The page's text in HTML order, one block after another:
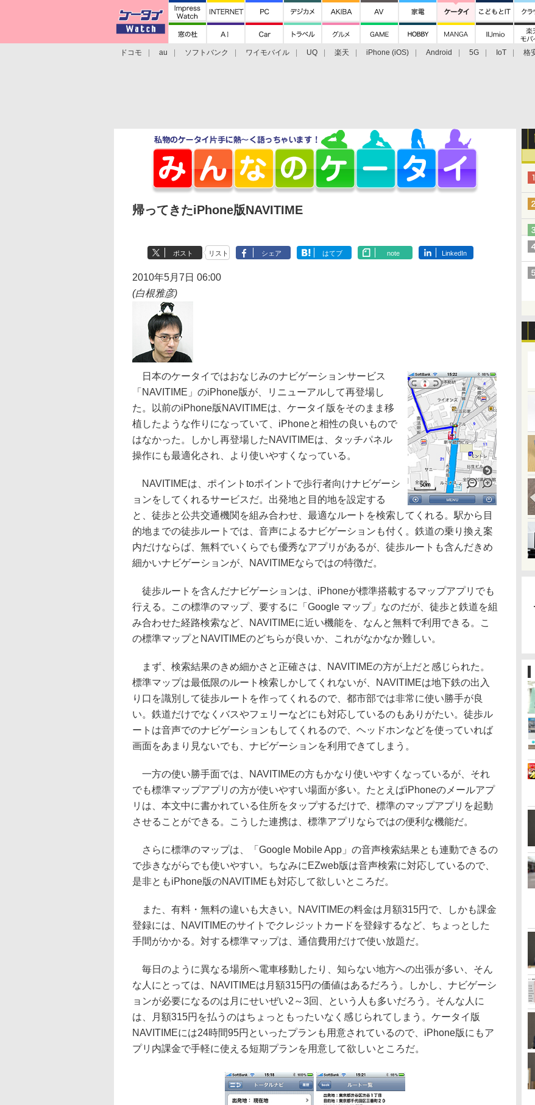
ドコモ au ソフトバンク ワイモバイル UQ 楽天 iPhone (iOS) Android 5G IoT
格
帰ってきたiPhone版NAVITIME
ポスト リスト シェア はてブ note LinkedIn
2010年5月7日 06:00
(白根雅彦)
日本のケータイではおなじみのナビゲーションサービス
「NAVITIME」のiPhone版が、リニューアルして再登場し
た。以前のiPhone版NAVITIMEは、ケータイ版をそのまま移
植したような作りになっていて、iPhoneと相性の良いもので
はなかった。しかし再登場したNAVITIMEは、タッチパネル
操作にも最適化され、より使いやすくなっている。
NAVITIMEは、ポイントtoポイントで歩行者向けナビゲーシ
ョンをしてくれるサービスだ。出発地と目的地を設定する
と、徒歩と公共交通機関を組み合わせ、最適なルートを検索してくれる。駅から目
的地までの徒歩ルートでは、音声によるナビゲーションも付く。鉄道の乗り換え案
内だけならば、無料でいくらでも優秀なアプリがあるが、徒歩ルートも含んだきめ
細かいナビゲーションが、NAVITIMEならではの特徴だ。
徒歩ルートを含んだナビゲーションは、iPhoneが標準搭載するマップアプリでも
行える。この標準のマップ、要するに「Google マップ」なのだが、徒歩と鉄道を組
み合わせた経路検索など、NAVITIMEに近い機能を、なんと無料で利用できる。こ
の標準マップとNAVITIMEのどちらが良いか、これがなかなか難しい。
まず、検索結果のきめ細かさと正確さは、NAVITIMEの方が上だと感じられた。
標準マップは最低限のルート検索しかしてくれないが、NAVITIMEは地下鉄の出入
り口を識別して徒歩ルートを作ってくれるので、都市部では非常に使い勝手が良
い。鉄道だけでなくバスやフェリーなどにも対応しているのもありがたい。徒歩ル
ートは音声でのナビゲーションもしてくれるので、ヘッドホンなどを使っていれば
画面をあまり見ないでも、ナビゲーションを利用できてしまう。
一方の使い勝手面では、NAVITIMEの方もかなり使いやすくなっているが、それ
でも標準マップアプリの方が使いやすい場面が多い。たとえばiPhoneのメールアプ
リは、本文中に書かれている住所をタップするだけで、標準のマップアプリを起動
させることができる。こうした連携は、標準アプリならではの便利な機能だ。
さらに標準のマップは、「Google Mobile App」の音声検索結果とも連動できるの
で歩きながらでも使いやすい。ちなみにEZweb版は音声検索に対応しているので、
是非ともiPhone版のNAVITIMEも対応して欲しいところだ。
また、有料・無料の違いも大きい。NAVITIMEの料金は月額315円で、しかも課金
登録には、NAVITIMEのサイトでクレジットカードを登録するなど、ちょっとした
手間がかかる。対する標準マップは、通信費用だけで使い放題だ。
毎日のように異なる場所へ電車移動したり、知らない地方への出張が多い、そん
な人にとっては、NAVITIMEは月額315円の価値はあるだろう。しかし、ナビゲーシ
ョンが必要になるのは月にせいぜい2～3回、という人も多いだろう。そんな人に
は、月額315円を払うのはちょっともったいなく感じられてしまう。ケータイ版
NAVITIMEには24時間95円といったプランも用意されているので、iPhone版にもア
プリ内課金で手軽に使える短期プランを用意して欲しいところだ。